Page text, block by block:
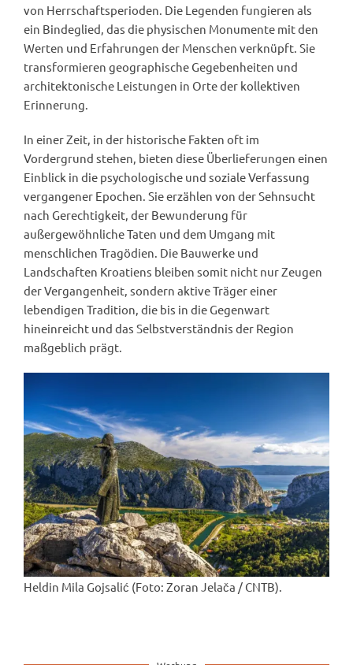
von Herrschaftsperioden. Die Legenden fungieren als
ein Bindeglied, das die physischen Monumente mit den
Werten und Erfahrungen der Menschen verknüpft. Sie
transformieren geographische Gegebenheiten und
architektonische Leistungen in Orte der kollektiven
Erinnerung.
In einer Zeit, in der historische Fakten oft im
Vordergrund stehen, bieten diese Überlieferungen einen
Einblick in die psychologische und soziale Verfassung
vergangener Epochen. Sie erzählen von der Sehnsucht
nach Gerechtigkeit, der Bewunderung für
außergewöhnliche Taten und dem Umgang mit
menschlichen Tragödien. Die Bauwerke und
Landschaften Kroatiens bleiben somit nicht nur Zeugen
der Vergangenheit, sondern aktive Träger einer
lebendigen Tradition, die bis in die Gegenwart
hineinreicht und das Selbstverständnis der Region
maßgeblich prägt.
Heldin Mila Gojsalić (Foto: Zoran Jelača / CNTB).